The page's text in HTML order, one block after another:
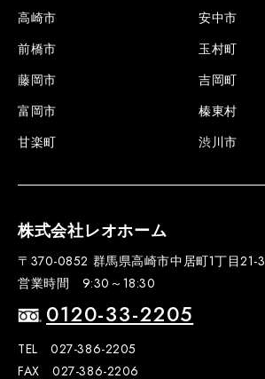
高崎市
前橋市
藤岡市
富岡市
甘楽町
安中市
玉村町
吉岡町
榛東村
渋川市
株式会社レオホーム
〒370-0852 群馬県高崎市中居町1丁目21-3
営業時間 9:30～18:30
0120-33-2205
TEL 027-386-2205
FAX 027-386-2206